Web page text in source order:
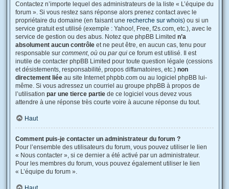
Contactez n’importe lequel des administrateurs de la liste « L’équipe du
forum ». Si vous restez sans réponse alors prenez contact avec le
propriétaire du domaine (en faisant une recherche sur whois) ou si un
service gratuit est utilisé (exemple : Yahoo!, Free, f2s.com, etc.), avec le
service de gestion ou des abus. Notez que phpBB Limited n’a
absolument aucun contrôle et ne peut être, en aucun cas, tenu pour
responsable sur comment, où ou par qui ce forum est utilisé. Il est
inutile de contacter phpBB Limited pour toute question légale (cessions
et désistements, responsabilité, propos diffamatoires, etc.) non
directement liée au site Internet phpbb.com ou au logiciel phpBB lui-
même. Si vous adressez un courriel au groupe phpBB à propos de
l’utilisation par une tierce partie de ce logiciel vous devez vous
attendre à une réponse très courte voire à aucune réponse du tout.
Haut
Comment puis-je contacter un administrateur du forum ?
Pour l’ensemble des utilisateurs du forum, vous pouvez utiliser le lien
« Nous contacter », si ce dernier a été activé par un administrateur.
Pour les membres du forum, vous pouvez également utiliser le lien
« L’équipe du forum ».